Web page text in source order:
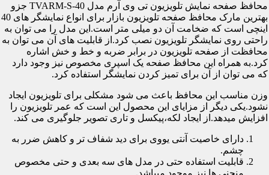
محافظ صفحه نمایش تلویزیون تی وی آرم مدل TVARM-S-40 جزو
بهترین مارک محافظ صفحه تلویزیون بازار برای انواع نمایشگر های 40
اینچی است که ضخامت آن دو میلی متر است.این مدل را می توان به
راحتی روی نمایشگر تلویزیون نصب کرد.از قابلیت های آن می توان به
محافظت از صفحه تلویزیون در برابر ضربه و خط و خش اشاره
کرد.به همراه این محافظ صفحه یک اسپری مخصوص نیز وجود دارد
که می توان از آن برای تمیز کردن نمایشگر استفاده کرد.
وزن مناسب این محافظ باعث می شود مشکلی برای تلویزیون ایجاد
نشود.یکی دیگر از مزایای این محصول این است که عمر تلویزیون را
افزایش میدهد.از ایجاد لکه،پیکسل و تاری تصویر جلوگیری می کند.
دارای خاصیت آنتی یووی برای دید شفاف تر و کاهش ضرر به
چشم.
قابلیت استفاده حتی در مدل های سه بعدی و حتی مخصوص